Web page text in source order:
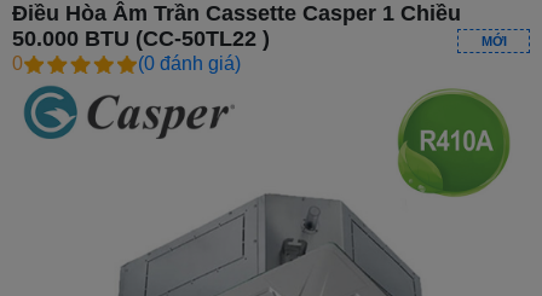
Điều Hòa Âm Trần Cassette Casper 1 Chiều
50.000 BTU (CC-50TL22 )
MỚI
0 (0 đánh giá)